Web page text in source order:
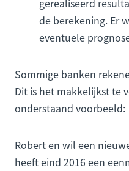
gerealiseerd
de berekening. Er
eventuele
Sommige banken
Dit is het makkelijkst te
onderstaand voorbeeld:
Robert en wil een
heeft eind 2016 een